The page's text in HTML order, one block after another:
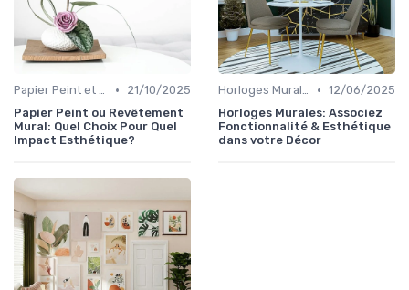
Papier Peint et Revêtements Muraux •
21/10/2025
Papier Peint ou Revêtement
Mural: Quel Choix Pour Quel
Impact Esthétique?
Horloges Murales • 12/06/2025
Horloges Murales: Associez
Fonctionnalité & Esthétique
dans votre Décor